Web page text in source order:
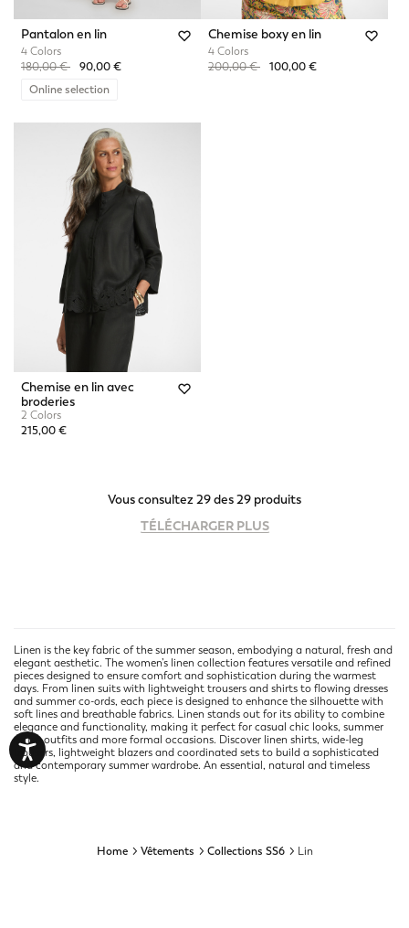
Pantalon en lin
4 Colors
Price reduced from
180,00 €to90,00 €
Online selection
Chemise boxy en lin
4 Colors
Price reduced from
200,00 €to100,00 €
Chemise en lin avec
broderies
2 Colors
215,00 €
Vous consultez 29 des 29 produits
TÉLÉCHARGER PLUS
Linen is the key fabric of the summer season, embodying a natural, fresh and
elegant aesthetic. The women’s linen collection features versatile and refined
pieces designed to ensure comfort and sophistication during the warmest
days. From linen suits with lightweight trousers and shirts to flowing dresses
and summer co-ords, each piece is designed to enhance the silhouette with
soft lines and breathable fabrics. Linen stands out for its ability to combine
elegance and functionality, making it perfect for casual chic looks, summer
office outfits and more formal occasions. Discover linen shirts, wide-leg
trousers, lightweight blazers and coordinated sets to build a sophisticated
and contemporary summer wardrobe. An essential, natural and timeless
style.
Home Vêtements Collections SS6 Lin